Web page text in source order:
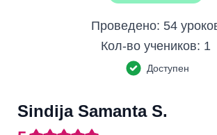
Проведено: 54
Кол-во учеников: 1
Доступен
Sindija Samanta S.